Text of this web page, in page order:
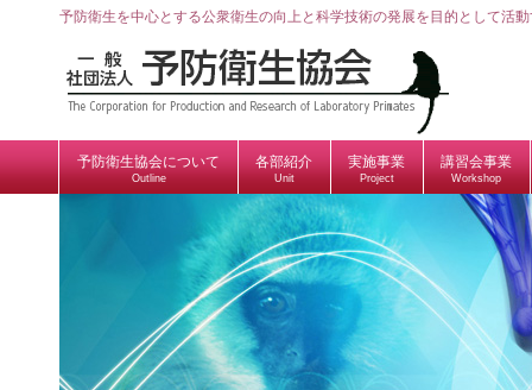
予防衛生を中心とする公衆衛生の向上と科学技術の発展を目的として活
予防衛生協会について
Outline
各部紹介
Unit
実施事業
Project
講習会事業
Workshop